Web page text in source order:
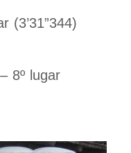
(3’31”344)
8º lugar